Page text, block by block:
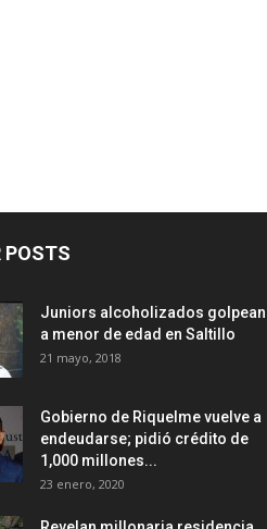
POSTS
Juniors alcoholizados golpean
a menor de edad en Saltillo
21 mayo, 2018
Gobierno de Riquelme vuelve a
endeudarse; pidió crédito de
1,000 millones...
23 enero, 2020